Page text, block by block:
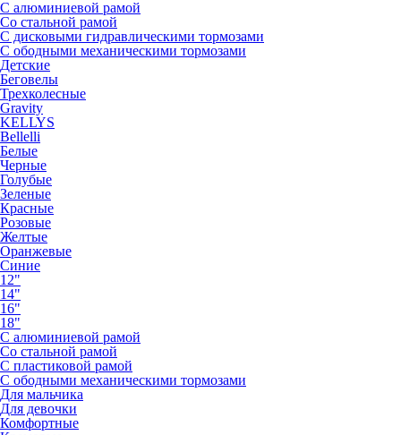
С алюминиевой рамой
Со стальной рамой
С дисковыми гидравлическими тормозами
С ободными механическими тормозами
Детские
Беговелы
Трехколесные
Gravity
KELLYS
Bellelli
Белые
Черные
Голубые
Зеленые
Красные
Розовые
Желтые
Оранжевые
Синие
12"
14"
16"
18"
С алюминиевой рамой
Со стальной рамой
С пластиковой рамой
С ободными механическими тормозами
Для мальчика
Для девочки
Комфортные